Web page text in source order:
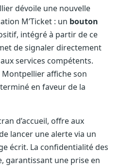
dévoile une nouvelle
M’Ticket : un bouton
intégré à partir de ce
de signaler directement
services compétents.
affiche son
en faveur de la
d’accueil, offre aux
lancer une alerte via un
écrit. La confidentialité des
garantissant une prise en